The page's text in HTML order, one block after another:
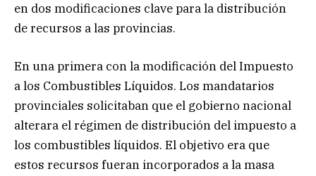
en dos modificaciones clave para la distribución
de recursos a las provincias.
En una primera con la modificación del Impuesto
a los Combustibles Líquidos. Los mandatarios
provinciales solicitaban que el gobierno nacional
alterara el régimen de distribución del impuesto a
los combustibles líquidos. El objetivo era que
estos recursos fueran incorporados a la masa